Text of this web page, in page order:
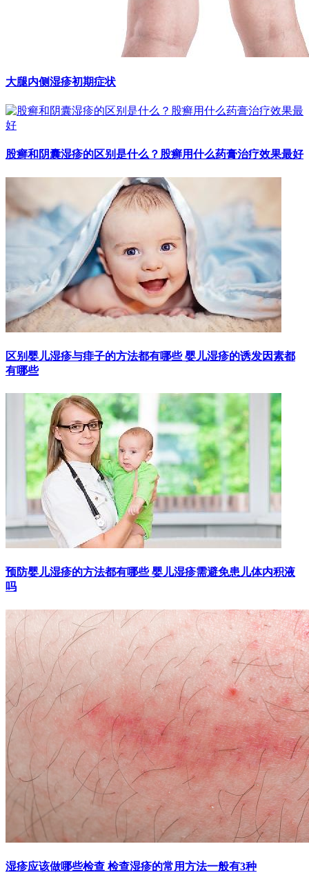
大腿内侧湿疹初期症状
股癣和阴囊湿疹的区别是什么？股癣用什么药膏治疗效果最好
区别婴儿湿疹与痱子的方法都有哪些 婴儿湿疹的诱发因素都
有哪些
预防婴儿湿疹的方法都有哪些 婴儿湿疹需避免患儿体内积液
吗
湿疹应该做哪些检查 检查湿疹的常用方法一般有3种